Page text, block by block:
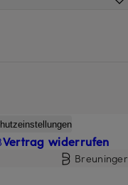
Vertrag widerrufen
Breuninger